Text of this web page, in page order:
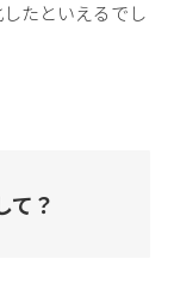
たといえるでし
て？